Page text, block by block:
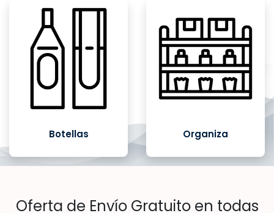
Botellas Organiza
Oferta de Envío Gratuito en todas